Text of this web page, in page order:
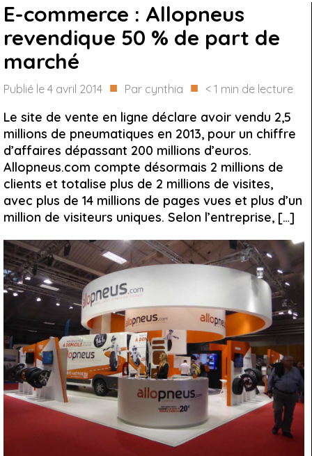
E-commerce : Allopneus
revendique 50 % de part de
marché
Publié le 4 avril 2014 ■ Par cynthia ■ < 1 min de lecture
Le site de vente en ligne déclare avoir vendu 2,5
millions de pneumatiques en 2013, pour un chiffre
d’affaires dépassant 200 millions d’euros.
Allopneus.com compte désormais 2 millions de
clients et totalise plus de 2 millions de visites,
avec plus de 14 millions de pages vues et plus d’un
million de visiteurs uniques. Selon l’entreprise, […]